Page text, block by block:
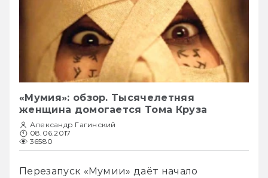
«Мумия»: обзор. Тысячелетняя
женщина домогается Тома Круза
Александр Гагинский
08.06.2017
36580
Перезапуск «Мумии» даёт начало